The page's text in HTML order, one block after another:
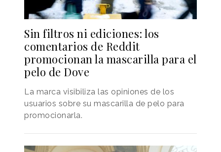
Sin filtros ni ediciones: los
comentarios de Reddit
promocionan la mascarilla para el
pelo de Dove
La marca visibiliza las opiniones de los
usuarios sobre su mascarilla de pelo para
promocionarla.